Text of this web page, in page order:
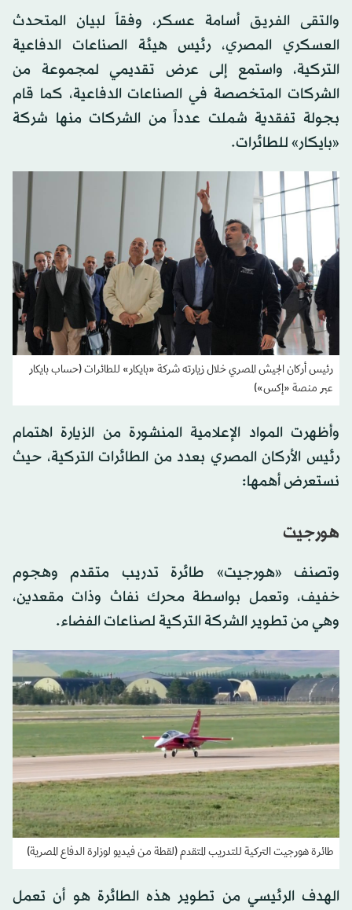
والتقى الفريق أسامة عسكر، وفقاً لبيان المتحدث
العسكري المصري، رئيس هيئة الصناعات الدفاعية
التركية، واستمع إلى عرض تقديمي لمجموعة من
الشركات المتخصصة في الصناعات الدفاعية، كما قام
بجولة تفقدية شملت عدداً من الشركات منها شركة
«بايكار» للطائرات.
رئيس أركان الجيش المصري خلال زيارته شركة «بايكار» للطائرات (حساب بايكار
عبر منصة «إكس»)
وأظهرت المواد الإعلامية المنشورة من الزيارة اهتمام
رئيس الأركان المصري بعدد من الطائرات التركية، حيث
نستعرض أهمها:
هورجيت
وتصنف «هورجيت» طائرة تدريب متقدم وهجوم
خفيف، وتعمل بواسطة محرك نفاث وذات مقعدين،
وهي من تطوير الشركة التركية لصناعات الفضاء.
طائرة هورجيت التركية للتدريب المتقدم (لقطة من فيديو لوزارة الدفاع المصرية)
الهدف الرئيسي من تطوير هذه الطائرة هو أن تعمل